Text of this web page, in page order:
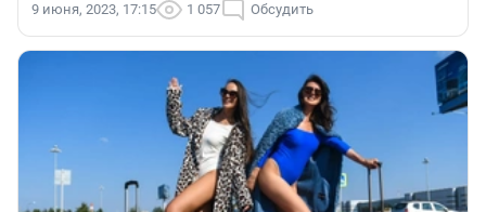
9 июня, 2023, 17:15 1 057 Обсудить